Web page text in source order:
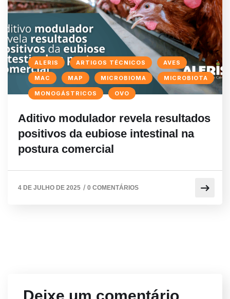
ALERIS ARTIGOS TÉCNICOS AVES
MAC MAP MICROBIOMA MICROBIOTA
MONOGÁSTRICOS OVO
Aditivo modulador revela resultados
positivos da eubiose intestinal na
postura comercial
4 DE JULHO DE 2025 / 0 COMENTÁRIOS
Deixe um comentário